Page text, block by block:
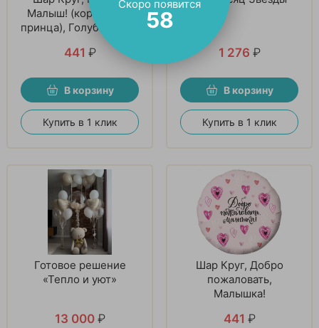
Малыш! (корона для
принца), Голубой, 1 шт
441 ₽
В корзину
Купить в 1 клик
1 276 ₽
В корзину
Купить в 1 клик
Готовое решение
«Тепло и уют»
13 000 ₽
Шар Круг, Добро
пожаловать,
Малышка!
441 ₽
Скоро появится
57